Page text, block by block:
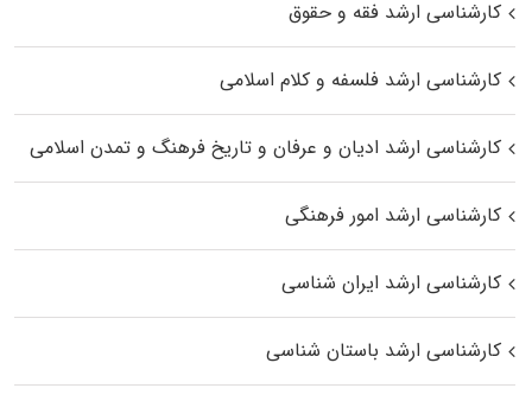
کارشناسی ارشد فقه و حقوق
کارشناسی ارشد فلسفه و کلام اسلامی
کارشناسی ارشد ادیان و عرفان و تاریخ فرهنگ و تمدن اسلامی
کارشناسی ارشد امور فرهنگی
کارشناسی ارشد ایران شناسی
کارشناسی ارشد باستان شناسی